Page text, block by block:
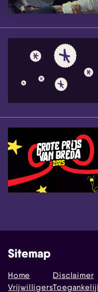
Sitemap
Home
Vrijwilligers
Disclaimer